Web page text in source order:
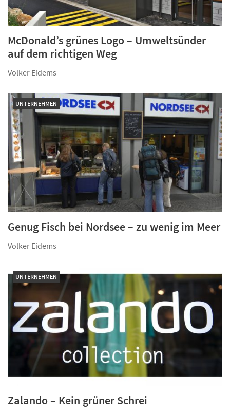
McDonald’s grünes Logo – Umwelt­sünder
auf dem richtigen Weg
Volker Eidems
UNTERNEHMEN
Genug Fisch bei Nordsee – zu wenig im Meer
Volker Eidems
UNTERNEHMEN
Zalando – Kein grüner Schrei